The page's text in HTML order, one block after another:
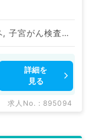
一般外来, 病棟管理, オペ, 子宮がん検査（体がん）, 子宮がん検査（頚がん）
詳細を
見る
求人No. : 895094